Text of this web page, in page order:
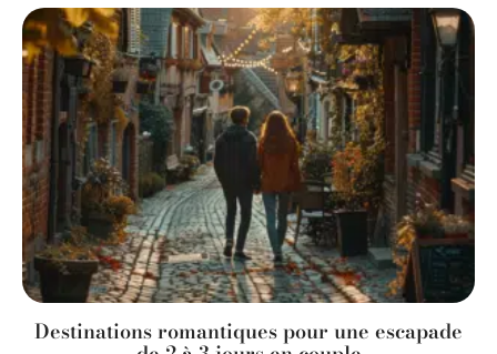
Destinations romantiques pour une escapade